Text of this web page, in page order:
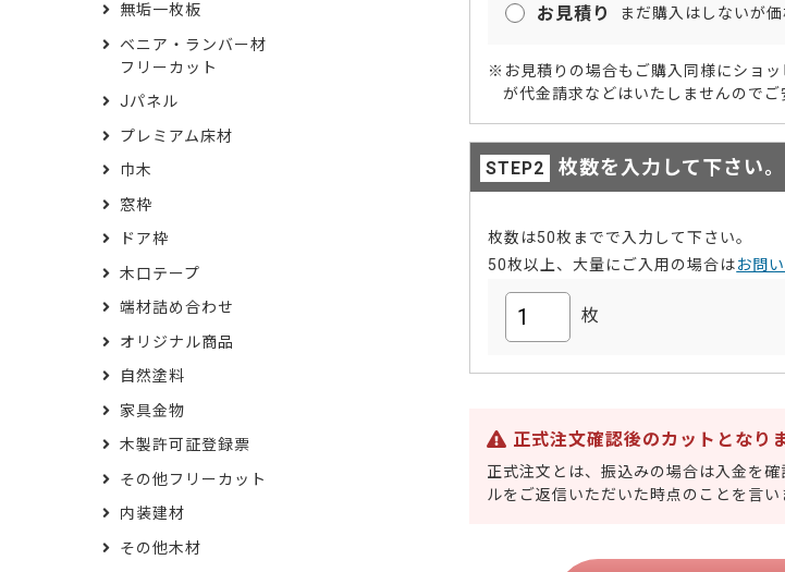
お見積り まだ購入はしないが
※お見積りの場合もご購入同様にショ
が代金請求などはいたしませんのでご
枚数を入力して下さい。
枚数は50枚までで入力して下さい。
50枚以上、大量にご入用の場合はお問
枚
正式注文確認後のカットとなりま
正式注文とは、振込みの場合は入金を
ルをご返信いただいた時点のことを言い
無垢一枚板
ベニア・ランバー材
フリーカット
Jパネル
プレミアム床材
巾木
窓枠
ドア枠
木口テープ
端材詰め合わせ
オリジナル商品
自然塗料
家具金物
木製許可証登録票
その他フリーカット
内装建材
その他木材